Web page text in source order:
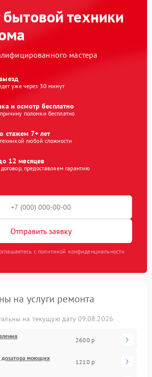
техники
мастера
уже через 30 минут
и осмотр бесплатно
поломки бесплатно
стажем 7+ лет
любой сложности
12 месяцев
предоставляем гарантию
Отправить заявку
с политикой конфиденциальности
на услуги ремонта
на текущую дату 09.08.2026
2600 р
дозатора моющих
1210 р